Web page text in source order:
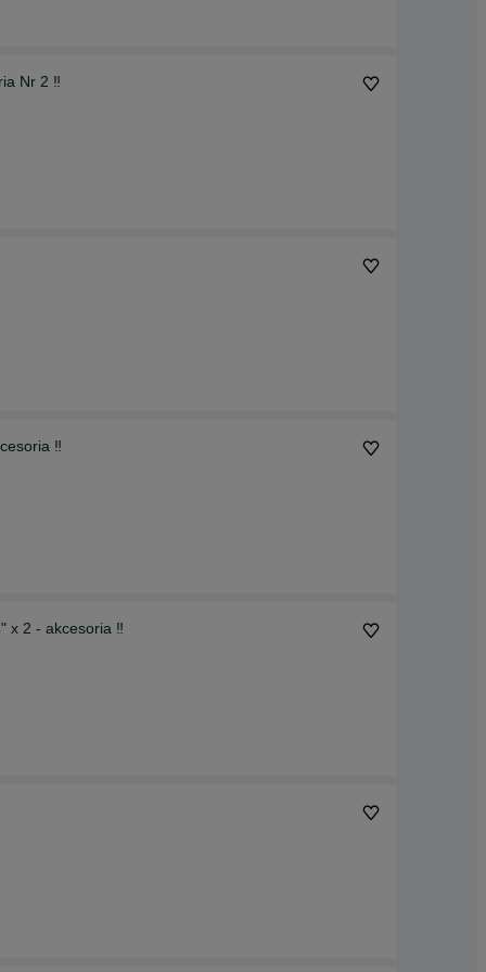
Nr 2 ‼️
‼️
x 2 - akcesoria ‼️